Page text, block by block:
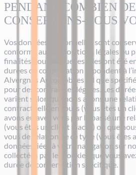
PENDANT COMBIEN
CONSERVONS-NOUS
Vos données personnelles sont
conforme aux dispositions légales ou
finalités pour lesquelles elles ont été
durées de conservation répondent à
Alvergnas Automobiles tel que
pour des contraintes légales. Les
varient selon que nous avons une
contractuelle en cours (vous êtes un
avons eu avec vous par le passé une
(vous êtes un client inactif) ou que
vous de relation de ce type (vous êtes
données liées à votre navigation sur
collectées par les cookies que vous
durée de conservation spécifique.